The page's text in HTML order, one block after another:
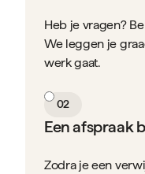
Heb je vragen?
We leggen je
werk gaat.
02
Een afspraak
Zodra je een